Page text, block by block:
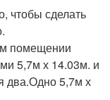
чтобы сделать
помещении
5,7м х 14.03м. и
два.Одно 5,7м х